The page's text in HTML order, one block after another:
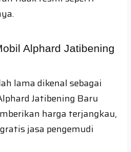
Alphard Jatibening
lama dikenal sebagai
Jatibening Baru
harga terjangkau,
jasa pengemudi